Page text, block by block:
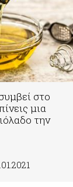
στο
μια
την